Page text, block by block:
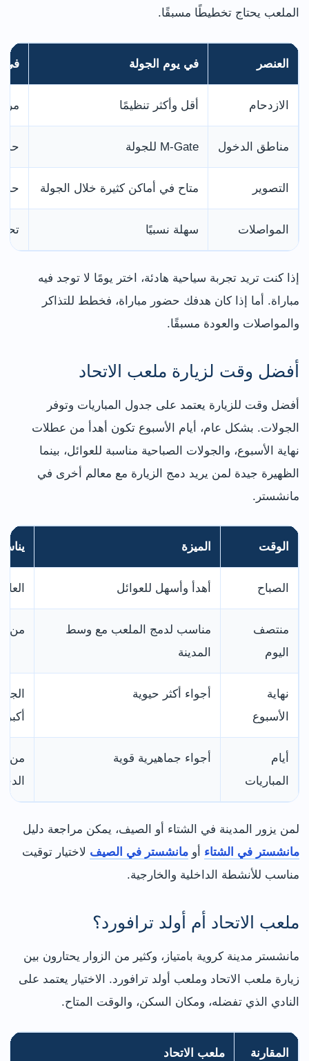
الملعب يحتاج تخطيطًا مسبقًا.
العنصر في يوم الجولة في
الازدحام أقل وأكثر تنظيمًا
مناطق الدخول M-Gate للجولة
التصوير متاح في أماكن كثيرة خلال الجولة
المواصلات سهلة نسبيًا
إذا كنت تريد تجربة سياحية هادئة، اختر يومًا لا توجد فيه
مباراة. أما إذا كان هدفك حضور مباراة، فخطط للتذاكر
والمواصلات والعودة مسبقًا.
أفضل وقت لزيارة ملعب الاتحاد
أفضل وقت للزيارة يعتمد على جدول المباريات وتوفر
الجولات. بشكل عام، أيام الأسبوع تكون أهدأ من عطلات
نهاية الأسبوع، والجولات الصباحية مناسبة للعوائل، بينما
الظهيرة جيدة لمن يريد دمج الزيارة مع معالم أخرى في
مانشستر.
الوقت الميزة
الصباح أهدأ وأسهل للعوائل
منتصف
اليوم
مناسب لدمج الملعب مع وسط
المدينة
من
نهاية
الأسبوع
أجواء أكثر حيوية
أكبر.
أيام
المباريات
أجواء جماهيرية قوية
من
لمن يزور المدينة في الشتاء أو الصيف، يمكن مراجعة دليل
مانشستر في الشتاء أو مانشستر في الصيف لاختيار توقيت
مناسب للأنشطة الداخلية والخارجية.
ملعب الاتحاد أم أولد ترافورد؟
مانشستر مدينة كروية بامتياز، وكثير من الزوار يحتارون بين
زيارة ملعب الاتحاد وملعب أولد ترافورد. الاختيار يعتمد على
النادي الذي تفضله، ومكان السكن، والوقت المتاح.
المقارنة ملعب الاتحاد